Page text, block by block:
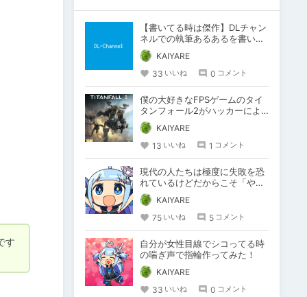
す
【書いてる時は傑作】DLチャン
ネルでの執筆あるあるを書いて
みるまとめ【見返して駄作】
KAIYARE
33 いいね 0 コメント
僕の大好きなFPSゲームのタイ
タンフォール2がハッカーによ
りサービス終了しかけた話。
KAIYARE
13 いいね 1 コメント
現代の人たちは極度に失敗を恐
れているけどだからこそ「やる
側」に立つのをオススメしたい
まとめKAIYARE
75 いいね 5 コメント
自分が女性目線でシコってる時
の喘ぎ声で指輪作ってみた！
KAIYARE
33 いいね 0 コメント